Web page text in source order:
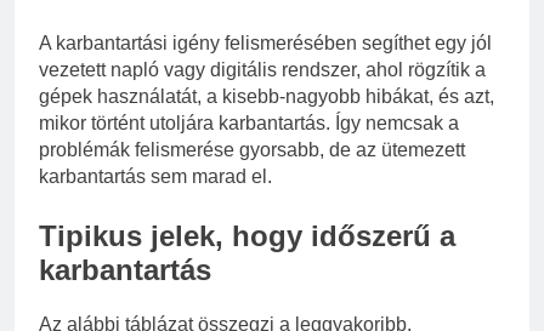
A karbantartási igény felismerésében segíthet egy jól
vezetett napló vagy digitális rendszer, ahol rögzítik a
gépek használatát, a kisebb-nagyobb hibákat, és azt,
mikor történt utoljára karbantartás. Így nemcsak a
problémák felismerése gyorsabb, de az ütemezett
karbantartás sem marad el.
Tipikus jelek, hogy időszerű a
karbantartás
Az alábbi táblázat összegzi a leggyakoribb,